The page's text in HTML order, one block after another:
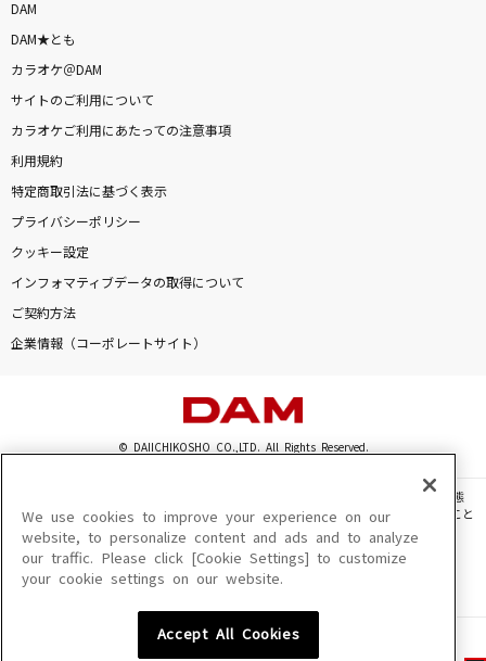
DAM
DAM★とも
カラオケ＠DAM
サイトのご利用について
カラオケご利用にあたっての注意事項
利用規約
特定商取引法に基づく表示
プライバシーポリシー
クッキー設定
インフォマティブデータの取得について
ご契約方法
企業情報（コーポレートサイト）
© DAIICHIKOSHO CO.,LTD. All Rights Reserved.
このサイトに掲載されている一切の文章・画像・写真・動画・音声等を、手段や形態
を問わず、著作権法の定める範囲を超えて無断で複製、転載、ファイル化などすること
を禁じます。
楽曲及びコンテンツは、機種によりご利用いただけない場合があります。
楽曲及びコンテンツの配信日、配信内容が変更になる場合があります。
We use cookies to improve your experience on our
website, to personalize content and ads and to analyze
our traffic. Please click [Cookie Settings] to customize
your cookie settings on our website.
Accept All Cookies